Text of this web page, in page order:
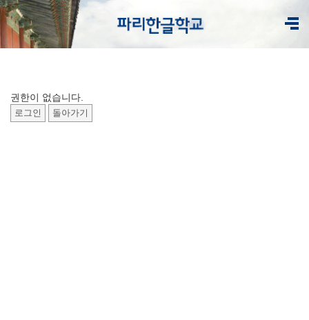
권한이 없습니다.
로그인 돌아가기